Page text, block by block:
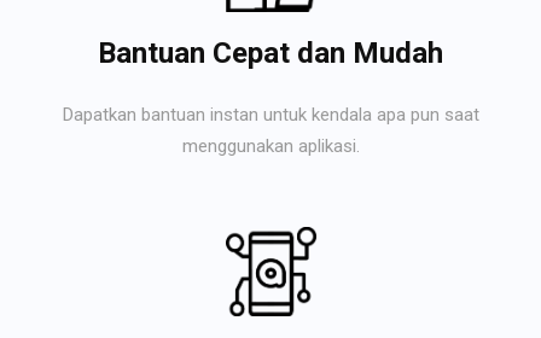
Bantuan Cepat dan Mudah
Dapatkan bantuan instan untuk kendala apa pun saat
menggunakan aplikasi.